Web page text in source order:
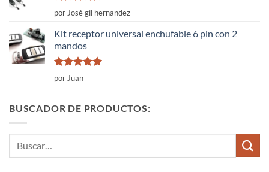
Valorado
con
de 5
por José gil hernandez
Kit receptor universal enchufable 6 pin con 2
mandos
Valorado
con
por Juan
BUSCADOR DE PRODUCTOS: